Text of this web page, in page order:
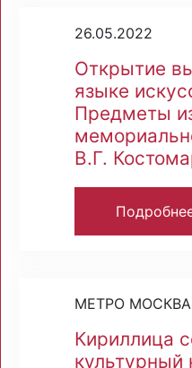
26.05.2022
Открытие
языке
Предметы
В.Г.
МЕТРО
Кириллица
культурный